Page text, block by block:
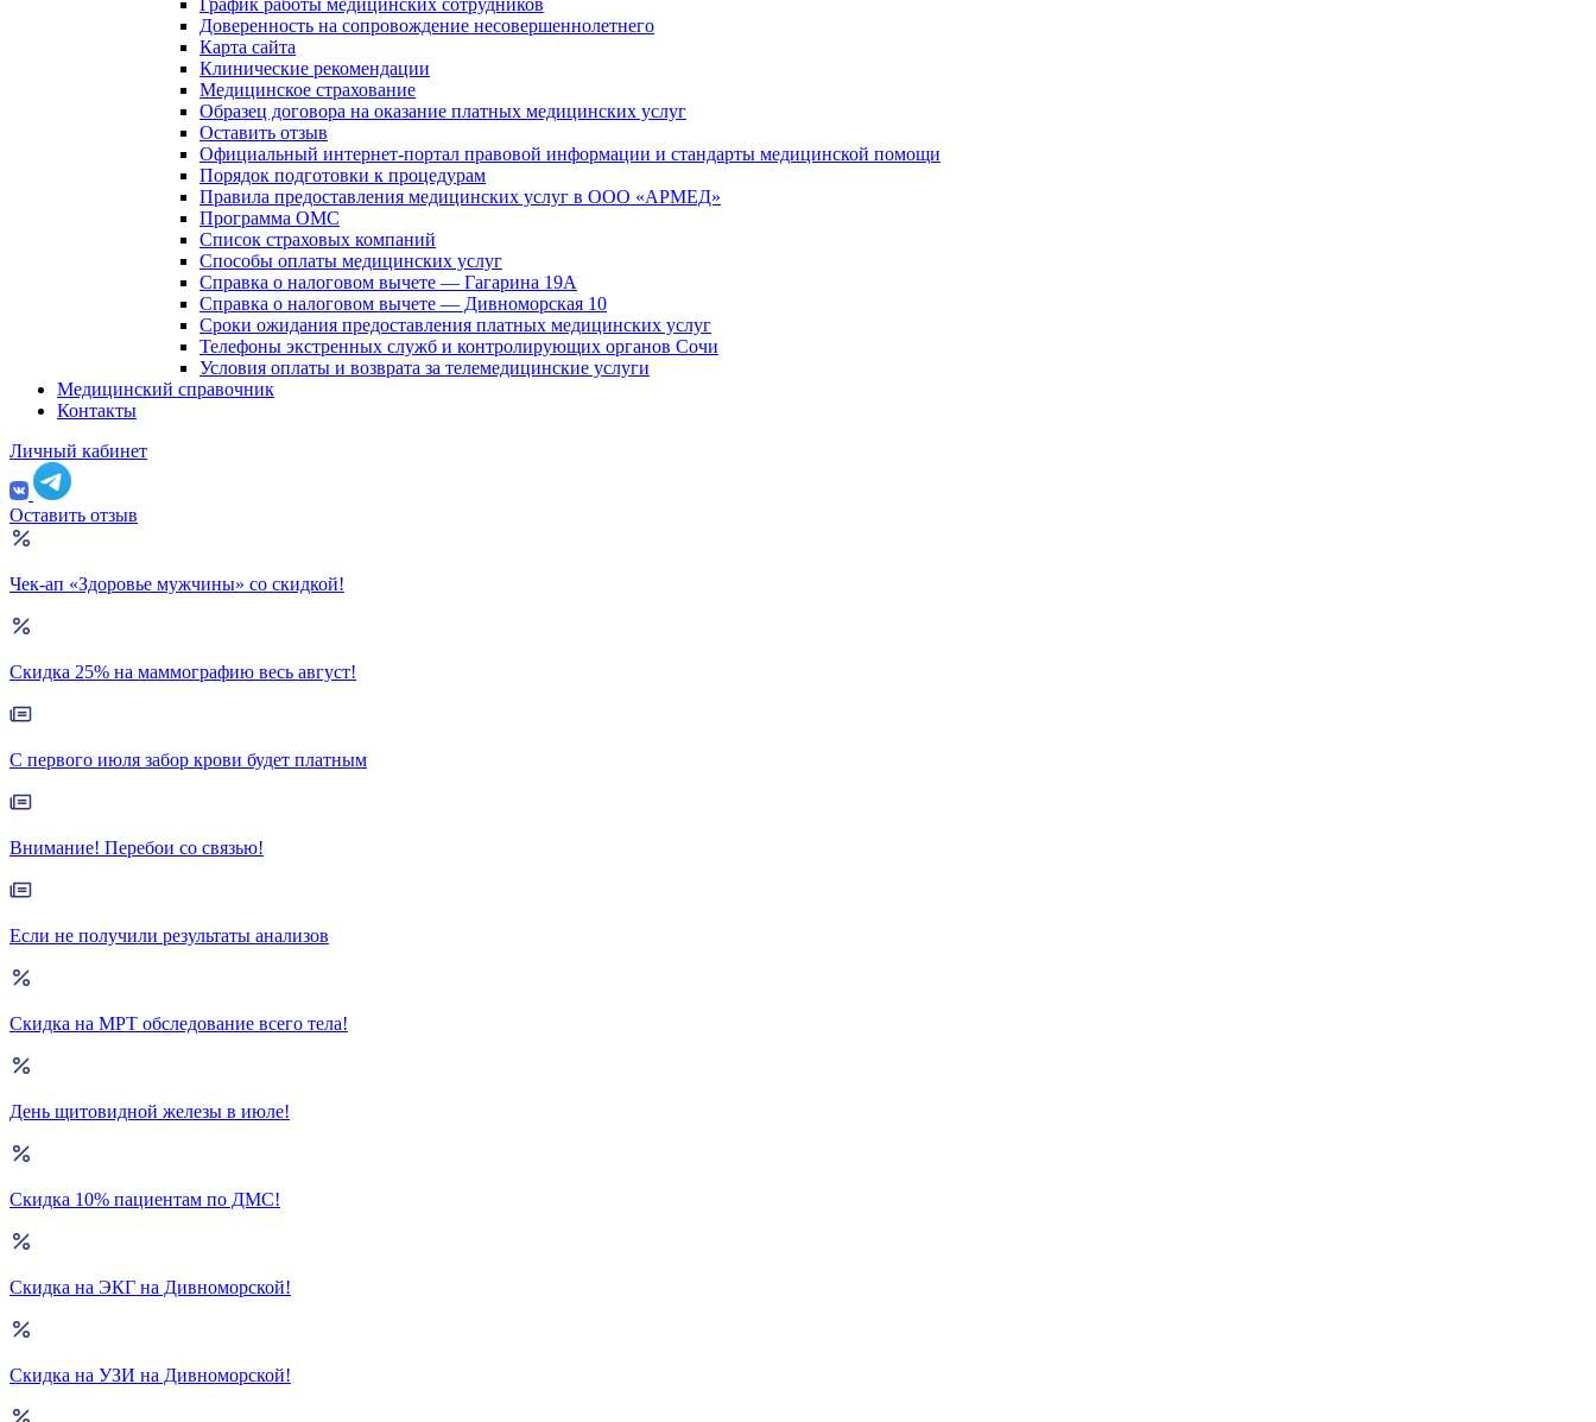
График работы медицинских сотрудников
Доверенность на сопровождение несовершеннолетнего
Карта сайта
Клинические рекомендации
Медицинское страхование
Образец договора на оказание платных медицинских услуг
Оставить отзыв
Официальный интернет-портал правовой информации и стандарты медицинской помощи
Порядок подготовки к процедурам
Правила предоставления медицинских услуг в ООО «АРМЕД»
Программа ОМС
Список страховых компаний
Способы оплаты медицинских услуг
Справка о налоговом вычете — Гагарина 19А
Справка о налоговом вычете — Дивноморская 10
Сроки ожидания предоставления платных медицинских услуг
Телефоны экстренных служб и контролирующих органов Сочи
Условия оплаты и возврата за телемедицинские услуги
Медицинский справочник
Контакты
Личный кабинет
Оставить отзыв
Чек-ап «Здоровье мужчины» со скидкой!
Скидка 25% на маммографию весь август!
С первого июля забор крови будет платным
Внимание! Перебои со связью!
Если не получили результаты анализов
Скидка на МРТ обследование всего тела!
День щитовидной железы в июле!
Скидка 10% пациентам по ДМС!
Скидка на ЭКГ на Дивноморской!
Скидка на УЗИ на Дивноморской!